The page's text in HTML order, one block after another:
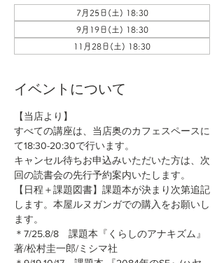
7月25日(土) 18:30
9月19日(土) 18:30
11月28日(土) 18:30
イベントについて
【当店より】
すべての講座は、当店奥のカフェスペースに
て18:30-20:30で行います。
キャンセル待ちお申込みいただいた方は、次
回の読書会の先行予約案内いたします。
【日程＋課題図書】課題本が決まり次第追記
します。本屋ルヌガンガでの購入をお願いし
ます。
＊7/25.8/8　課題本『くらしのアナキズム』
著/松村圭一郎/ミシマ社